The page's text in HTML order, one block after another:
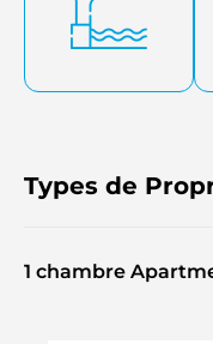
écoles, des hôpitaux
des mosquées sont
Types de
1 chambre